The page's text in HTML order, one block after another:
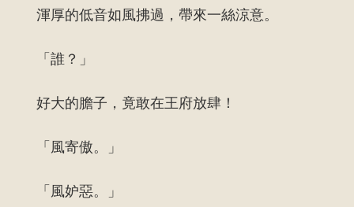
渾厚的低音如風拂過，帶來一絲涼意。
「誰？」
好大的膽子，竟敢在王府放肆！
「風寄傲。」
「風妒惡。」